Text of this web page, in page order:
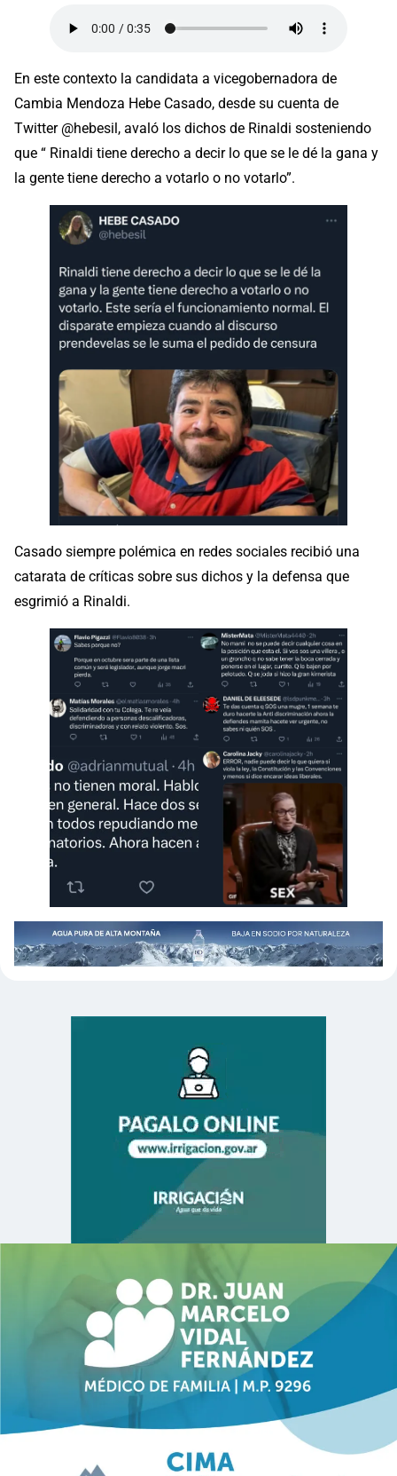
En este contexto la candidata a vicegobernadora de
Cambia Mendoza Hebe Casado, desde su cuenta de
Twitter @hebesil, avaló los dichos de Rinaldi sosteniendo
que “ Rinaldi tiene derecho a decir lo que se le dé la gana y
la gente tiene derecho a votarlo o no votarlo”.
Casado siempre polémica en redes sociales recibió una
catarata de críticas sobre sus dichos y la defensa que
esgrimió a Rinaldi.